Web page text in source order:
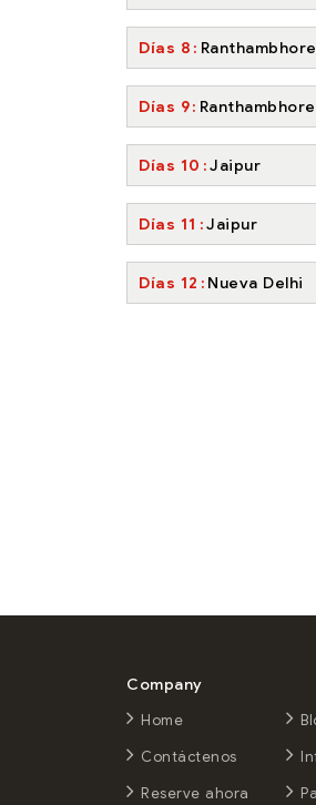
Días 8 Ranthambhore
Días 9 Ranthambhore
Días 10 Jaipur
Días 11 Jaipur
Días 12 Nueva Delhi
Company
Home
Contáctenos
Reserve ahora